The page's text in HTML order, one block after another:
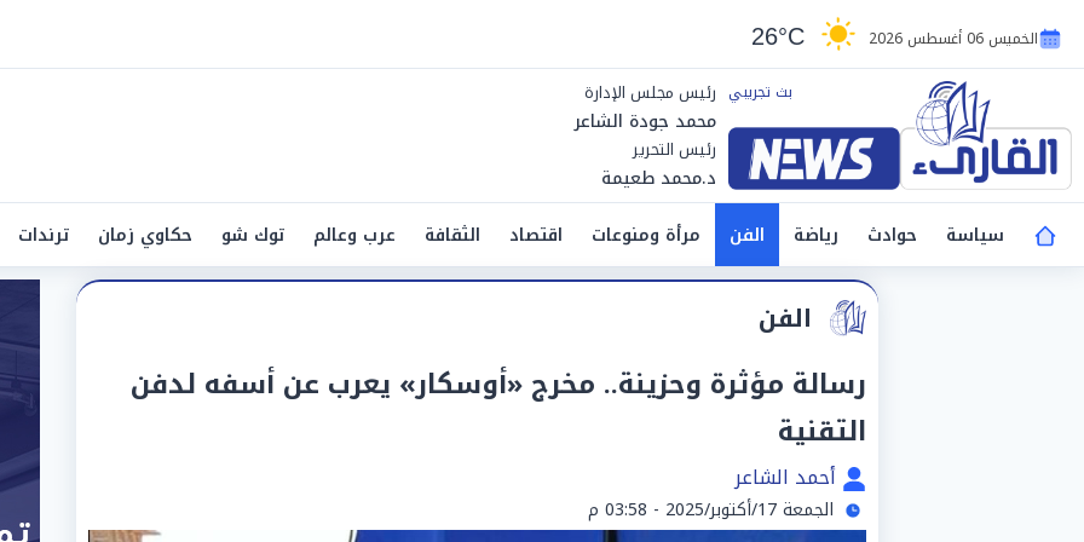
الخميس 06 أغسطس 2026 26°C
رئيس مجلس الإدارة
محمد جودة الشاعر
رئيس التحرير
د.محمد طعيمة
سياسة
حوادث رياضة الفن مرأة ومنوعات اقتصاد الثقافة عرب وعالم توك شو حكاوي زمان ترندات
الفن
رسالة مؤثرة وحزينة.. مخرج «أوسكار» يعرب عن أسفه لدفن
التقنية
أحمد الشاعر
الجمعة 17/أكتوبر/2025 - 03:58 م